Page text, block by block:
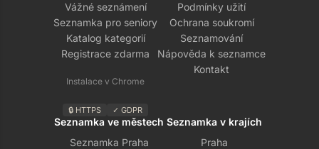
Vážné seznámení
Seznamka pro seniory
Katalog kategorií
Registrace zdarma
Instalace v Chrome
🔒 HTTPS ✓ GDPR
Podmínky užití
Ochrana soukromí
Seznamování
Nápověda k seznamce
Kontakt
Seznamka ve městech
Seznamka Praha
Seznamka v krajích
Praha